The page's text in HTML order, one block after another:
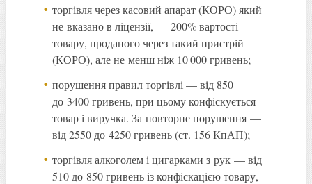
торгівля через касовий апарат (КОРО) який
не вказано в ліцензії, — 200% вартості
товару, проданого через такий пристрій
(КОРО), але не менш ніж 10 000 гривень;
порушення правил торгівлі — від 850
до 3400 гривень, при цьому конфіскується
товар і виручка. За повторне порушення —
від 2550 до 4250 гривень (ст. 156 КпАП);
торгівля алкоголем і цигарками з рук — від
510 до 850 гривень із конфіскацією товару,